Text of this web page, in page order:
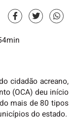
cidadão acreano,
(OCA) deu início
mais de 80 tipos
do estado.